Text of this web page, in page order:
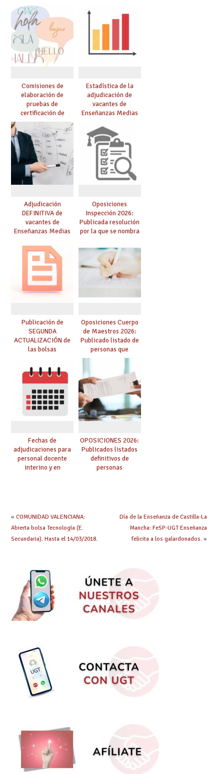
Comisiones de
elaboración de
pruebas de
certificación de
competencia
lingüística: publicada
resolución definitiva
Estadística de la
adjudicación de
vacantes de
Enseñanzas Medias
Adjudicación
DEFINITIVA de
vacantes de
Enseñanzas Medias
Oposiciones
Inspección 2026:
Publicada resolución
por la que se nombra
prácticas, se regulan
dichas prácticas y se
convoca acto público
de adjudicación
Publicación de
SEGUNDA
ACTUALIZACIÓN de
las bolsas
Cuerpo de Maestros
de especialidades
convocadas a
oposición
Oposiciones Cuerpo
de Maestros 2026:
Publicado listado de
personas que
adquieren nueva
especialidad
Fechas de
adjudicaciones para
personal docente
interino y en
OPOSICIONES 2026:
Publicados listados
definitivos de
personas
« COMUNIDAD VALENCIANA:
Abierta bolsa Tecnología (E.
Secundaria). Hasta el 14/03/2018.
Día de la Enseñanza de Castilla-La
Mancha: FeSP-UGT Enseñanza
felicita a los galardonados.»